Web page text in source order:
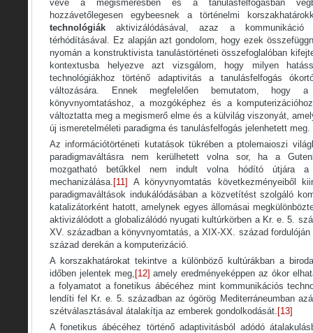
véve a megismerésben és a tanulásfelfogásban
hozzávetőlegesen egybeesnek a történelmi
technológiák aktivizálódásával, azaz a kommunikáció
térhódításával. Ez alapján azt gondolom, hogy ezek
nyomán a konstruktivista tanulástörténeti összefoglalóban
kontextusba helyezve azt vizsgálom, hogy milyen
technológiákhoz történő adaptivitás a tanulásfelfogás
változására. Ennek megfelelően bemutatom, hogy
könyvnyomtatáshoz, a mozgóképhez és a
változtatta meg a megismerő elme és a külvilág viszonyát,
új ismeretelméleti paradigma és tanulásfelfogás jelenhetett meg.
Az információtörténeti kutatások tükrében a ptolemaioszi
paradigmaváltásra nem kerülhetett volna sor, ha a
mozgatható betűkkel nem indult volna hódító útjára a
mechanizálása. [11]
A könyvnyomtatás következményeiből
paradigmaváltások indukálódásában a közvetítést szolgáló
katalizátorként hatott, amelynek egyes állomásai
aktivizálódott a globalizálódó nyugati kultúrkörben a Kr. e. 5.
XV. században a könyvnyomtatás, a XIX-XX. század
század derekán a komputerizáció.
A korszakhatárokat tekintve a különböző kultúrákban a
időben jelentek meg, [12] amely eredményeképpen az ókor
a folyamatot a fonetikus ábécéhez mint kommunikációs
lendíti fel Kr. e. 5. században az ógörög Mediterráneumban
szétválasztásával átalakítja az emberek gondolkodását. [13]
A fonetikus ábécéhez történő adaptivitásból adódó